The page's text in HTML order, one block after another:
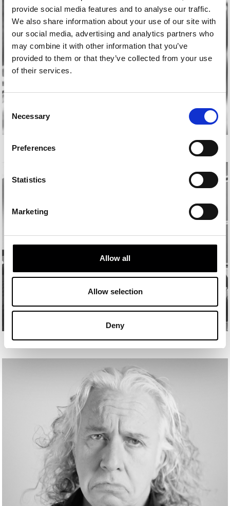
provide social media features and to analyse our traffic.
We also share information about your use of our site with
our social media, advertising and analytics partners who
may combine it with other information that you’ve
provided to them or that they’ve collected from your use
of their services.
Selection
Necessary
Preferences
Statistics
Marketing
Allow all
Allow selection
Deny
KARMELE JAIO
MIGUEL GUTIERREZ